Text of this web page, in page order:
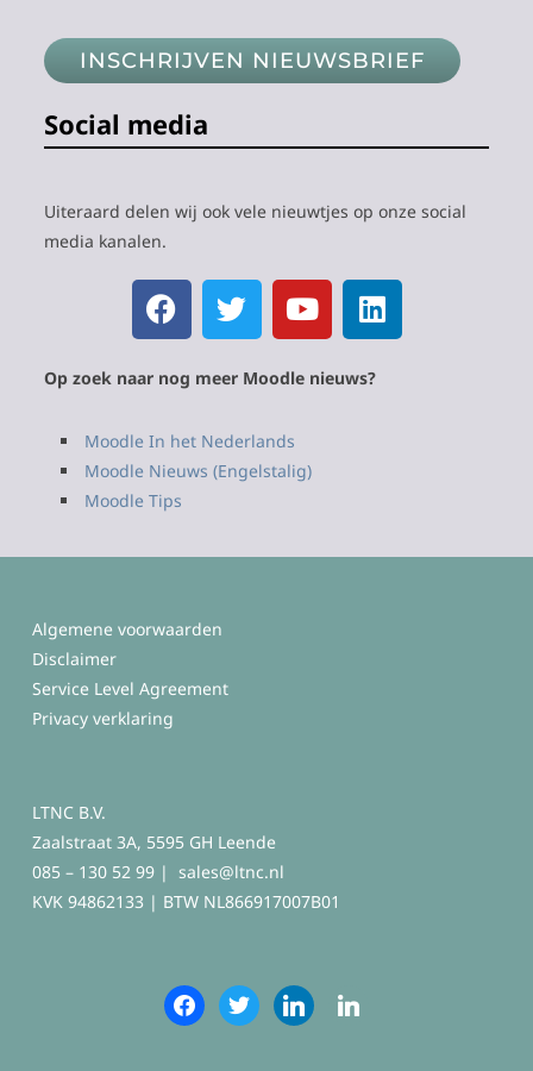
INSCHRIJVEN NIEUWSBRIEF
Social media
Uiteraard delen wij ook vele nieuwtjes op onze social
media kanalen.
Op zoek naar nog meer Moodle nieuws?
Moodle In het Nederlands
Moodle Nieuws (Engelstalig)
Moodle Tips
Algemene voorwaarden
Disclaimer
Service Level Agreement
Privacy verklaring
LTNC B.V.
Zaalstraat 3A, 5595 GH Leende
085 – 130 52 99 | sales@ltnc.nl
KVK 94862133 | BTW NL866917007B01